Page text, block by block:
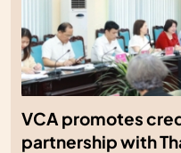
VCA promotes
partnership with